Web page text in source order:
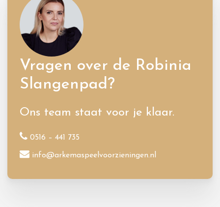
Vragen over de Robinia
Slangenpad?
Ons team staat voor je klaar.
0516 – 441 735
info@arkemaspeelvoorzieningen.nl